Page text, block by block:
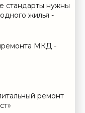
стандарты нужны
жилья -
МКД -
ремонт